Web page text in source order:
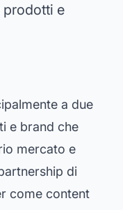
prodotti e
a due
e brand che
mercato e
di
come content